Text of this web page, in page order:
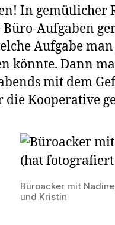
In gemütlicher
Büro-Aufgaben
Aufgabe
könnte. Dann
mit dem
die Kooperative
Büroacker mit
und Kristin